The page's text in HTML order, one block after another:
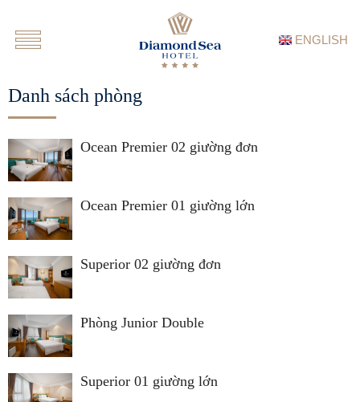
ENGLISH
Danh sách phòng
Ocean Premier 02 giường đơn
Ocean Premier 01 giường lớn
Superior 02 giường đơn
Phòng Junior Double
Superior 01 giường lớn